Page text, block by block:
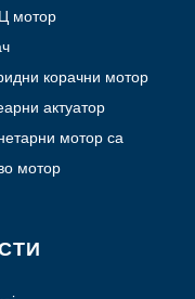
мотор
корачни мотор
актуатор
мотор са
мотор